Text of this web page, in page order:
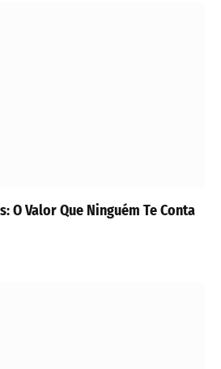
O Valor Que Ninguém Te Conta